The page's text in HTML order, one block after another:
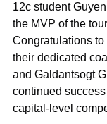
12c student
the MVP of the
Congratulations
their dedicated
and Galdantsogt
continued
capital-level